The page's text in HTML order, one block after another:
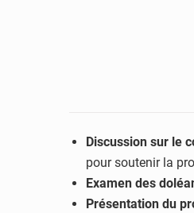
Discussion sur le
pour soutenir la
Examen des
Présentation du